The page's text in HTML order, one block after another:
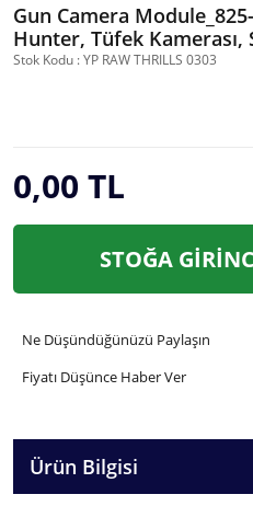
Gun Camera
Hunter, Tüfek Kamerası,
Stok Kodu : YP RAW THRILLS 0303
0,00 TL
STOĞA
Ne Düşündüğünüzü Paylaşın
Fiyatı Düşünce Haber Ver
Ürün Bilgisi